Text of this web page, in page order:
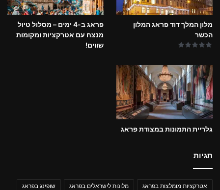
מלון המלך דוד פראג המלון
הכשר
פראג ב-4 ימים – מסלול טיול
מנצח עם אטרקציות ומקומות
שווים!
גלריית התמונות במצודת פראג
תגיות
אטרקציות מומלצות בפראג מלונות לישראלים בפראג שופינג בפראג